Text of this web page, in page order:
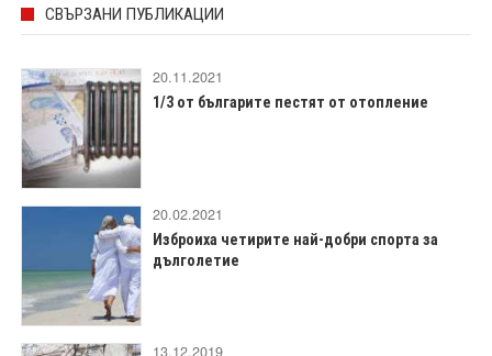
СВЪРЗАНИ ПУБЛИКАЦИИ
20.11.2021
1/3 от българите пестят от отопление
20.02.2021
Изброиха четирите най-добри спорта за
дълголетие
13.12.2019